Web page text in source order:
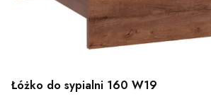
Łóżko do sypialni 160 W19